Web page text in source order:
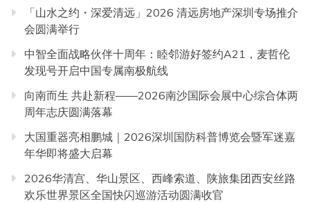
「山水之约・深爱清远」2026 清远房地产深圳专场推介
会圆满举行
中智全面战略伙伴十周年：睦邻游好签约A21，麦哲伦
发现号开启中国专属南极航线
向南而生 共赴新程——2026南沙国际会展中心综合体两
周年志庆圆满落幕
大国重器亮相鹏城｜2026深圳国防科普博览会暨军迷嘉
年华即将盛大启幕
2026华清宫、华山景区、西峰索道、陕旅集团西安丝路
欢乐世界景区全国快闪巡游活动圆满收官